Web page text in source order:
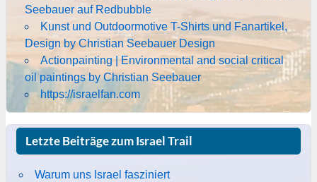
Seebauer auf Redbubble
Kunst und Outdoormotive T-Shirts und Fanartikel,
Design by Christian Seebauer Design
Actionpainting | Environmental and social critical
oil paintings by Christian Seebauer
https://israelfan.com
Letzte Beiträge zum Israel Trail
Warum uns Israel fasziniert